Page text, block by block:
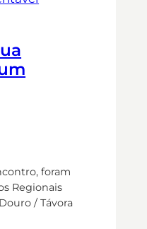
foram
Regionais
/ Távora